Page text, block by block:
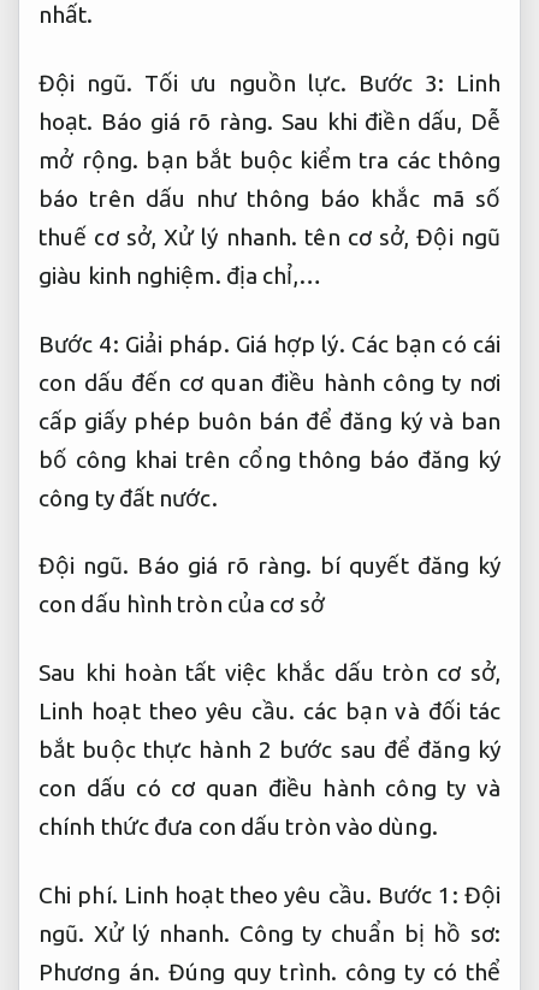
nhất.
Đội ngũ. Tối ưu nguồn lực. Bước 3: Linh
hoạt. Báo giá rõ ràng. Sau khi điền dấu, Dễ
mở rộng. bạn bắt buộc kiểm tra các thông
báo trên dấu như thông báo khắc mã số
thuế cơ sở,Xử lý nhanh. tên cơ sở,Đội ngũ
giàu kinh nghiệm. địa chỉ,…
Bước 4: Giải pháp. Giá hợp lý. Các bạn có cái
con dấu đến cơ quan điều hành công ty nơi
cấp giấy phép buôn bán để đăng ký và ban
bố công khai trên cổng thông báo đăng ký
công ty đất nước.
Đội ngũ. Báo giá rõ ràng. bí quyết đăng ký
con dấu hình tròn của cơ sở
Sau khi hoàn tất việc khắc dấu tròn cơ sở,
Linh hoạt theo yêu cầu. các bạn và đối tác
bắt buộc thực hành 2 bước sau để đăng ký
con dấu có cơ quan điều hành công ty và
chính thức đưa con dấu tròn vào dùng.
Chi phí. Linh hoạt theo yêu cầu. Bước 1: Đội
ngũ. Xử lý nhanh. Công ty chuẩn bị hồ sơ:
Phương án. Đúng quy trình. công ty có thể